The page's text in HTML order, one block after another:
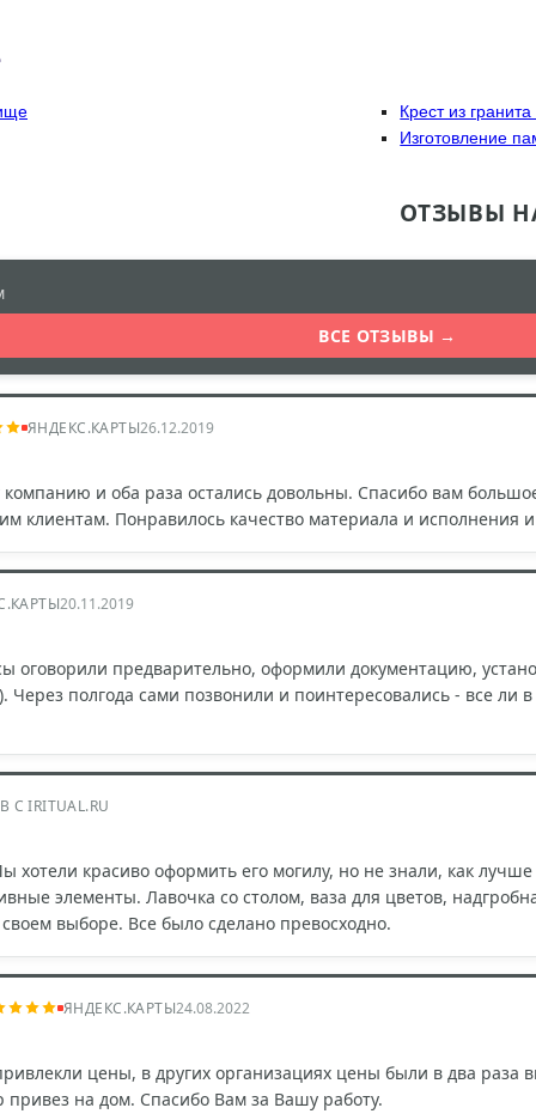
Крест из
Изготовление
ОТЗЫВЫ
ВСЕ ОТЗЫВЫ →
ЯНДЕКС.КАРТЫ26.12.2019
и оба раза остались довольны. Спасибо вам
клиентам. Понравилось качество материала и
20.11.2019
оговорили предварительно, оформили документацию,
Через полгода сами позвонили и поинтересовались - все
С IRITUAL.RU
красиво оформить его могилу, но не знали, как
элементы. Лавочка со столом, ваза для цветов,
выборе. Все было сделано превосходно.
ЯНДЕКС.КАРТЫ24.08.2022
цены, в других организациях цены были в два
привез на дом. Спасибо Вам за Вашу работу.